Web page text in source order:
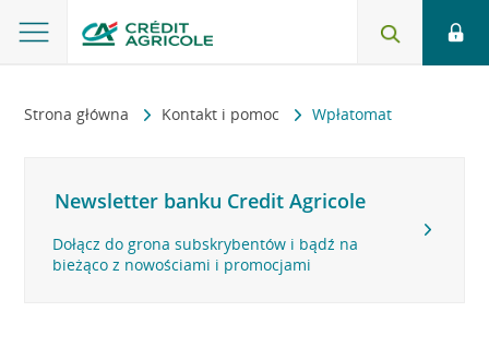
Strona główna Kontakt i pomoc Wpłatomat
Newsletter banku Credit Agricole
Dołącz do grona subskrybentów i bądź na
bieżąco z nowościami i promocjami